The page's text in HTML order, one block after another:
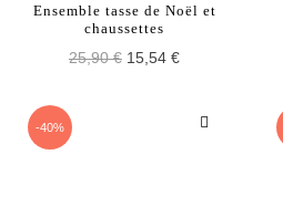
Ensemble tasse de Noël et
chaussettes
25,90 € 15,54 €
-40%